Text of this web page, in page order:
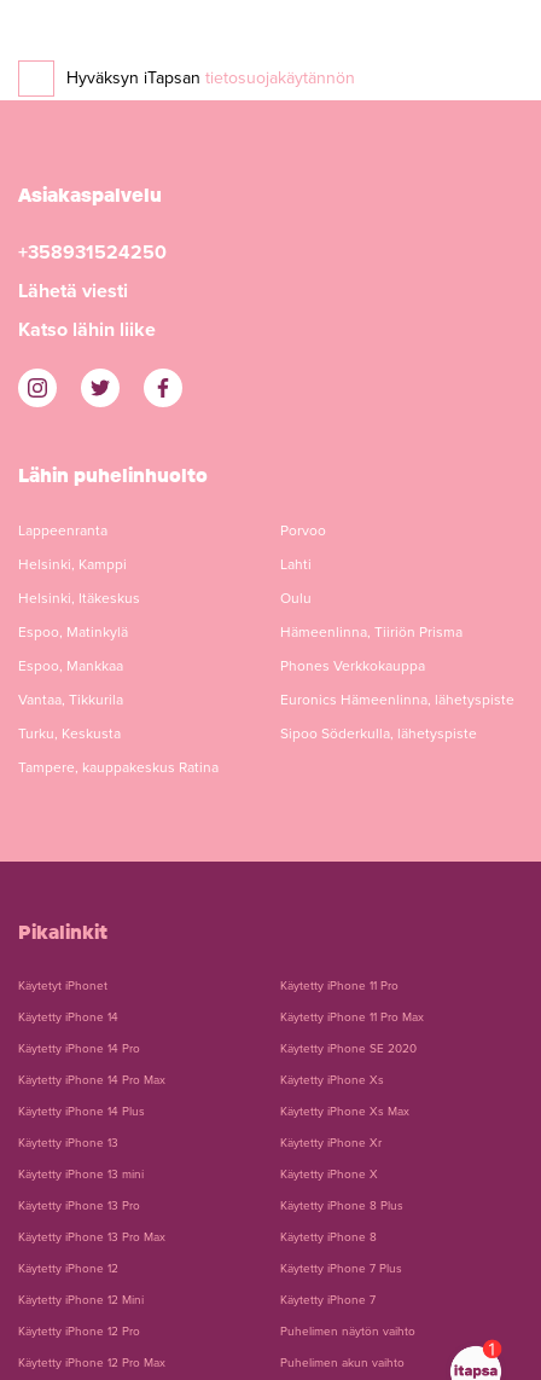
Hyväksyn iTapsan tietosuojakäytännön
Asiakaspalvelu
+358931524250
Lähetä viesti
Katso lähin liike
Lähin puhelinhuolto
Lappeenranta
Helsinki, Kamppi
Helsinki, Itäkeskus
Espoo, Matinkylä
Espoo, Mankkaa
Vantaa, Tikkurila
Turku, Keskusta
Tampere, kauppakeskus Ratina
Porvoo
Lahti
Oulu
Hämeenlinna, Tiiriön Prisma
Phones Verkkokauppa
Euronics Hämeenlinna, lähetyspiste
Sipoo Söderkulla, lähetyspiste
Pikalinkit
Käytetyt iPhonet
Käytetty iPhone 14
Käytetty iPhone 14 Pro
Käytetty iPhone 14 Pro Max
Käytetty iPhone 14 Plus
Käytetty iPhone 13
Käytetty iPhone 13 mini
Käytetty iPhone 13 Pro
Käytetty iPhone 13 Pro Max
Käytetty iPhone 12
Käytetty iPhone 12 Mini
Käytetty iPhone 12 Pro
Käytetty iPhone 12 Pro Max
Käytetty iPhone 11 Pro
Käytetty iPhone 11 Pro Max
Käytetty iPhone SE 2020
Käytetty iPhone Xs
Käytetty iPhone Xs Max
Käytetty iPhone Xr
Käytetty iPhone X
Käytetty iPhone 8 Plus
Käytetty iPhone 8
Käytetty iPhone 7 Plus
Käytetty iPhone 7
Puhelimen näytön vaihto
Puhelimen akun vaihto
Tarviiko puhelin korjausta vai oletko
uutta vailla? Minä autan!